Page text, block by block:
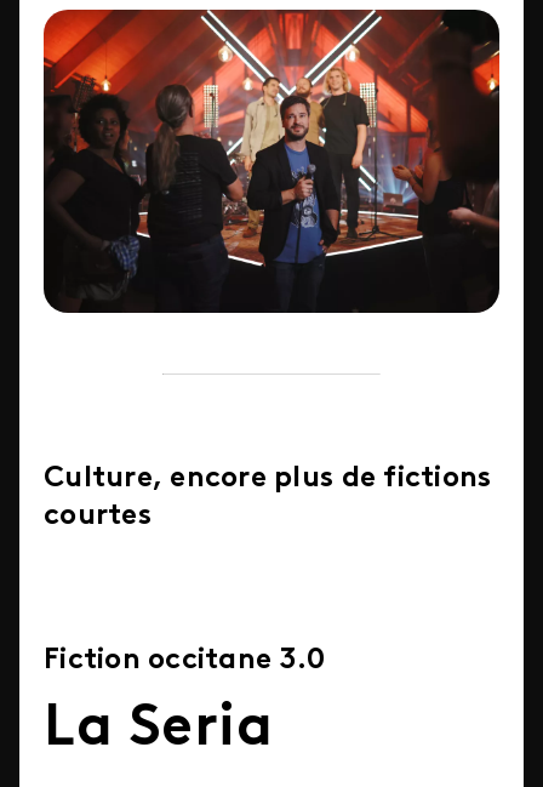
Culture, encore plus de fictions
courtes
Fiction occitane 3.0
La Seria